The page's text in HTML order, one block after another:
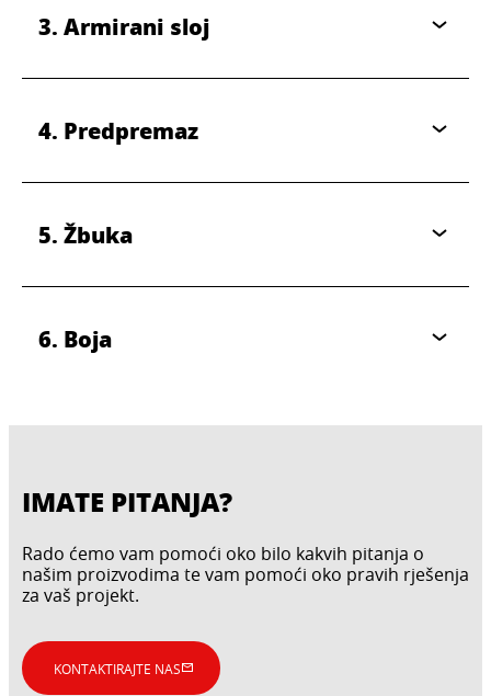
3. Armirani sloj
4. Predpremaz
5. Žbuka
6. Boja
IMATE PITANJA?
Rado ćemo vam pomoći oko bilo kakvih pitanja o
našim proizvodima te vam pomoći oko pravih rješenja
za vaš projekt.
KONTAKTIRAJTE NAS